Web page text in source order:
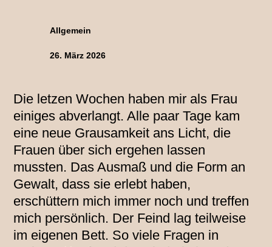
Allgemein
26. März 2026
Die letzen Wochen haben mir als Frau
einiges abverlangt. Alle paar Tage kam
eine neue Grausamkeit ans Licht, die
Frauen über sich ergehen lassen
mussten. Das Ausmaß und die Form an
Gewalt, dass sie erlebt haben,
erschüttern mich immer noch und treffen
mich persönlich. Der Feind lag teilweise
im eigenen Bett. So viele Fragen in